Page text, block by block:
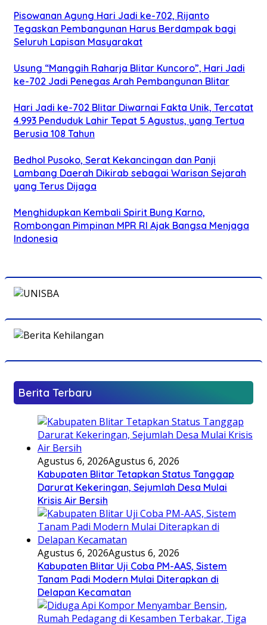
Pisowanan Agung Hari Jadi ke-702, Rijanto
Tegaskan Pembangunan Harus Berdampak bagi
Seluruh Lapisan Masyarakat
Usung “Manggih Raharja Blitar Kuncoro”, Hari Jadi
ke-702 Jadi Penegas Arah Pembangunan Blitar
Hari Jadi ke-702 Blitar Diwarnai Fakta Unik, Tercatat
4.993 Penduduk Lahir Tepat 5 Agustus, yang Tertua
Berusia 108 Tahun
Bedhol Pusoko, Serat Kekancingan dan Panji
Lambang Daerah Dikirab sebagai Warisan Sejarah
yang Terus Dijaga
Menghidupkan Kembali Spirit Bung Karno,
Rombongan Pimpinan MPR RI Ajak Bangsa Menjaga
Indonesia
Berita Terbaru
Agustus 6, 2026Agustus 6, 2026
Kabupaten Blitar Tetapkan Status Tanggap
Darurat Kekeringan, Sejumlah Desa Mulai
Krisis Air Bersih
Agustus 6, 2026Agustus 6, 2026
Kabupaten Blitar Uji Coba PM-AAS, Sistem
Tanam Padi Modern Mulai Diterapkan di
Delapan Kecamatan